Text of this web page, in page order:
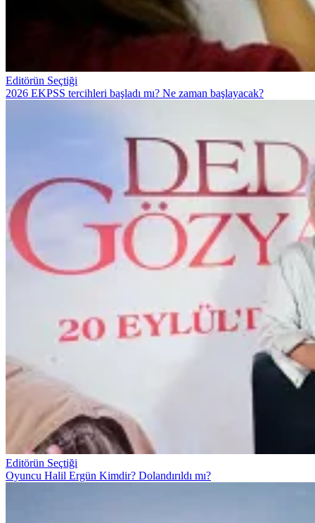
Editörün Seçtiği
2026 EKPSS tercihleri başladı mı? Ne zaman başlayacak?
Editörün Seçtiği
Oyuncu Halil Ergün Kimdir? Dolandırıldı mı?